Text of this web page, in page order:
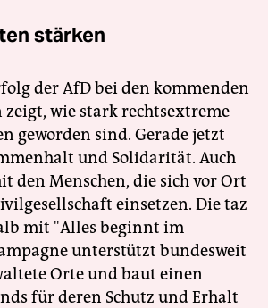
stärken
der AfD bei den kommenden
wie stark rechtsextreme
geworden sind. Gerade jetzt
und Solidarität. Auch
den Menschen, die sich vor Ort
einsetzen. Die taz
mit "Alles beginnt im
unterstützt bundesweit
Orte und baut einen
für deren Schutz und Erhalt